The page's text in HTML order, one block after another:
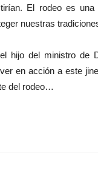
El rodeo es
nuestras
hijo del ministro de
en acción a este
del rodeo…